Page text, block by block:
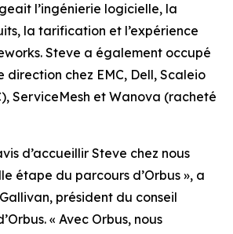
l’ingénierie logicielle, la
la tarification et l’expérience
Steve a également occupé
direction chez EMC, Dell, Scaleio
ServiceMesh et Wanova (racheté
d’accueillir Steve chez nous
étape du parcours d’Orbus », a
président du conseil
« Avec Orbus, nous